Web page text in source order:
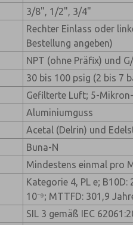
3/8", 1/2", 3/4"
Rechter Einlass oder
Bestellung angeben)
NPT (ohne Präfix) und
30 bis 100 psig (2 bis 7
Gefilterte Luft; 5-
Aluminiumguss
Acetal (Delrin) und
Buna-N
Mindestens einmal pro
Kategorie 4, PL e; B10D:
10⁻⁹; MTTFD: 301,9
SIL 3 gemäß IEC